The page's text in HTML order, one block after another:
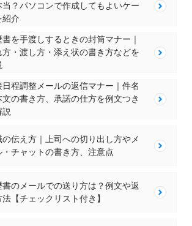
当？パソコンで作成してもよいケー
紹介
書を手渡しするときの封筒マナー｜
方・渡し方・添え状の書き方などを
日程調整メールの返信マナー｜件名
文の書き方、承諾の仕方を例文つき
説
の伝え方｜上司への切り出し方やメ
・チャットの書き方、注意点
書のメールでの送り方は？例文や返
法【チェックリスト付き】